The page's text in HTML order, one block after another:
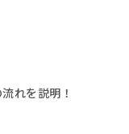
れを説明！